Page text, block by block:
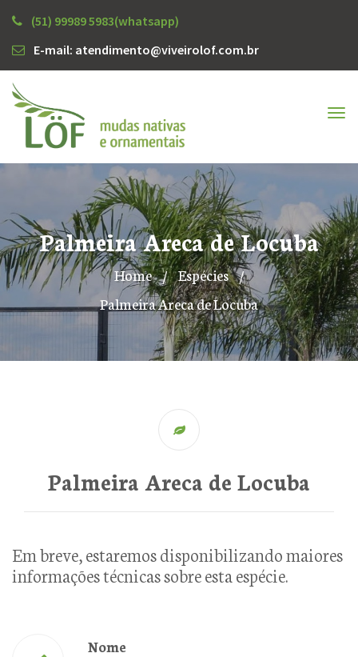
(51) 99989 5983(whatsapp)
E-mail: atendimento@viveirolof.com.br
Palmeira Areca de Locuba
Home / Espécies /
Palmeira Areca de Locuba
Palmeira Areca de Locuba
Em breve, estaremos disponibilizando maiores
informações técnicas sobre esta espécie.
Nome